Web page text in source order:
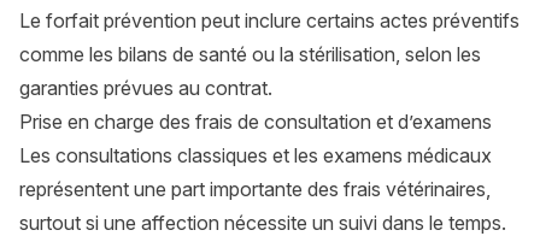
Le forfait prévention peut inclure certains actes préventifs
comme les bilans de santé ou la stérilisation, selon les
garanties prévues au contrat.
Prise en charge des frais de consultation et d’examens
Les consultations classiques et les examens médicaux
représentent une part importante des frais vétérinaires,
surtout si une affection nécessite un suivi dans le temps.